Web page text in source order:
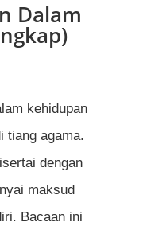
Dalam
kehidupan
tiang agama.
dengan
maksud
Bacaan ini